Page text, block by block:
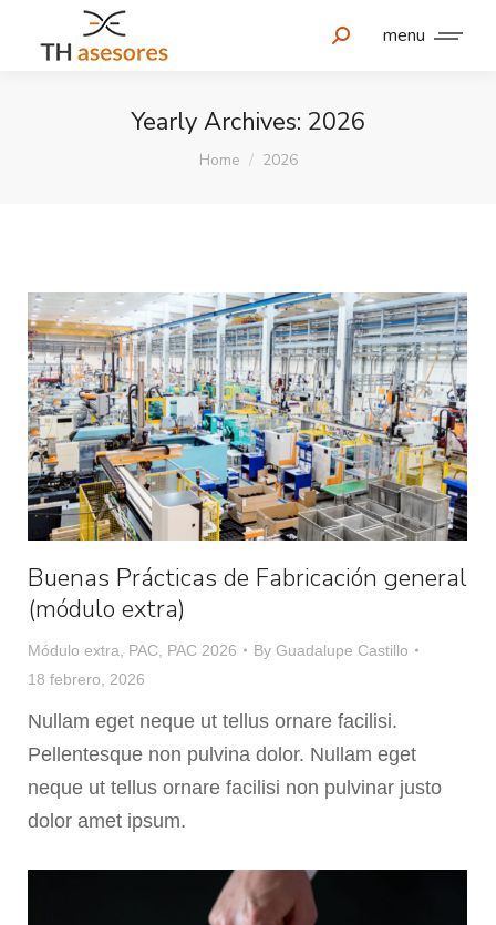
menu
Yearly Archives: 2026
You are here:
Home 2026
Buenas Prácticas de Fabricación general
(módulo extra)
Módulo extra PAC PAC 2026 By Guadalupe Castillo
18 febrero, 2026
Nullam eget neque ut tellus ornare facilisi.
Pellentesque non pulvina dolor. Nullam eget
neque ut tellus ornare facilisi non pulvinar justo
dolor amet ipsum.